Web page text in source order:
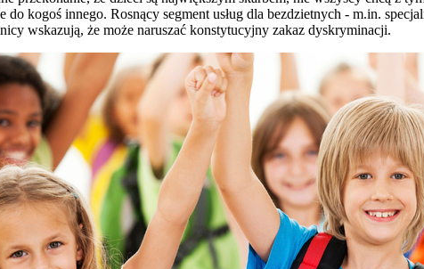
do kogoś innego. Rosnący segment usług dla bezdzietnych - m.in.
wskazują, że może naruszać konstytucyjny zakaz dyskryminacji.